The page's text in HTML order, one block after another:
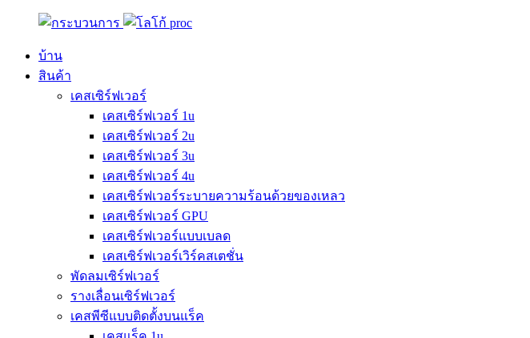
บ้าน
สินค้า
เคสเซิร์ฟเวอร์
เคสเซิร์ฟเวอร์ 1u
เคสเซิร์ฟเวอร์ 2u
เคสเซิร์ฟเวอร์ 3u
เคสเซิร์ฟเวอร์ 4u
เคสเซิร์ฟเวอร์ระบายความร้อนด้วยของเหลว
เคสเซิร์ฟเวอร์ GPU
เคสเซิร์ฟเวอร์แบบเบลด
เคสเซิร์ฟเวอร์เวิร์คสเตชั่น
พัดลมเซิร์ฟเวอร์
รางเลื่อนเซิร์ฟเวอร์
เคสพีซีแบบติดตั้งบนแร็ค